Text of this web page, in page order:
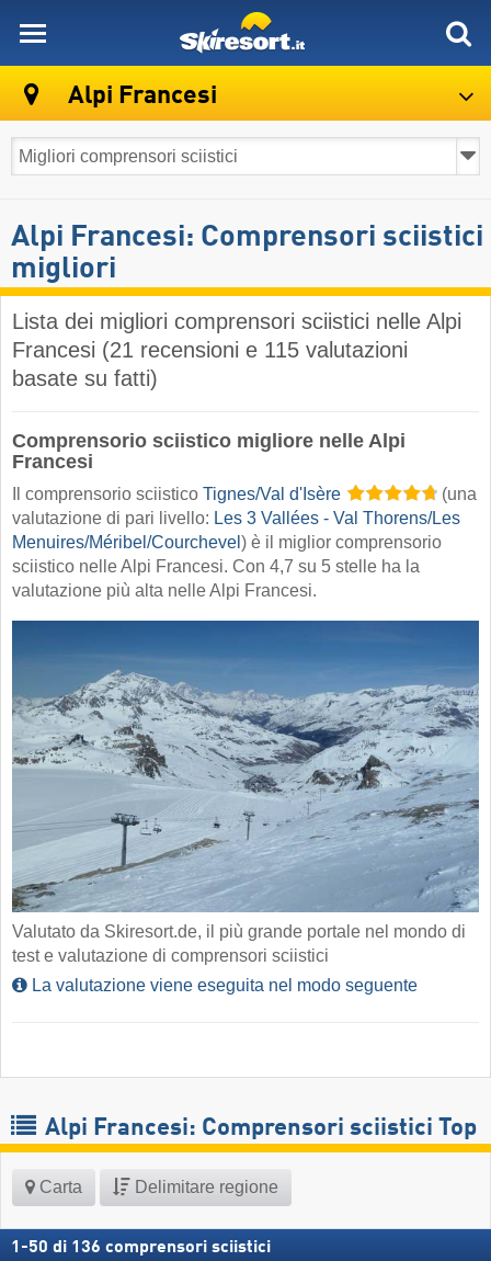
Alpi Francesi
Alpi Francesi: Comprensori sciistici
migliori
Lista dei migliori comprensori sciistici nelle Alpi
Francesi (21 recensioni e 115 valutazioni
basate su fatti)
Comprensorio sciistico migliore nelle Alpi
Francesi
Il comprensorio sciistico Tignes/​Val d'Isère
(una
valutazione di pari livello: Les 3 Vallées - Val Thorens/​Les
Menuires/​Méribel/​Courchevel ) è il miglior comprensorio
sciistico nelle Alpi Francesi. Con 4,7 su 5 stelle ha la
valutazione più alta nelle Alpi Francesi.
Valutato da Skiresort.de, il più grande portale nel mondo di
test e valutazione di comprensori sciistici
La valutazione viene eseguita nel modo seguente
Alpi Francesi: Comprensori sciistici Top
Carta Delimitare regione
1 -50 di 136 comprensori sciistici